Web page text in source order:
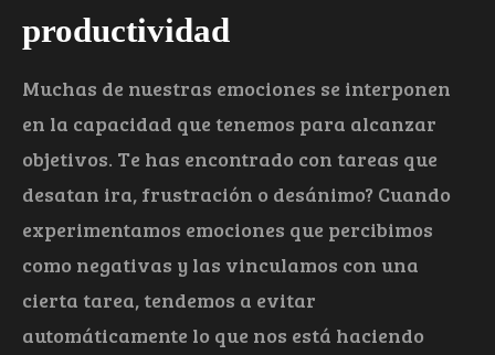
productividad
Muchas de nuestras emociones se interponen
en la capacidad que tenemos para alcanzar
objetivos. Te has encontrado con tareas que
desatan ira, frustración o desánimo? Cuando
experimentamos emociones que percibimos
como negativas y las vinculamos con una
cierta tarea, tendemos a evitar
automáticamente lo que nos está haciendo